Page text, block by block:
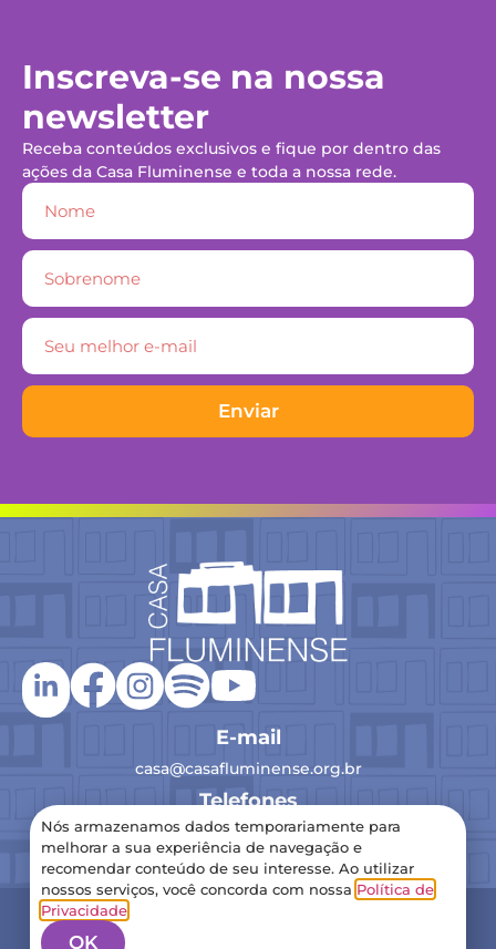
Inscreva-se na nossa
newsletter
Receba conteúdos exclusivos e fique por dentro das
ações da Casa Fluminense e toda a nossa rede.
Enviar
E-mail
casa@casafluminense.org.br
Telefones
(21) 2516-0193
2024 Casa Fluminense – Todos os direitos reservados
Nós armazenamos dados temporariamente para
melhorar a sua experiência de navegação e
recomendar conteúdo de seu interesse. Ao utilizar
nossos serviços, você concorda com nossa Política de
Privacidade.
OK